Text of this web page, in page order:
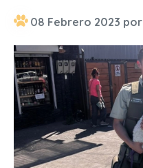
08 Febrero 2023 por